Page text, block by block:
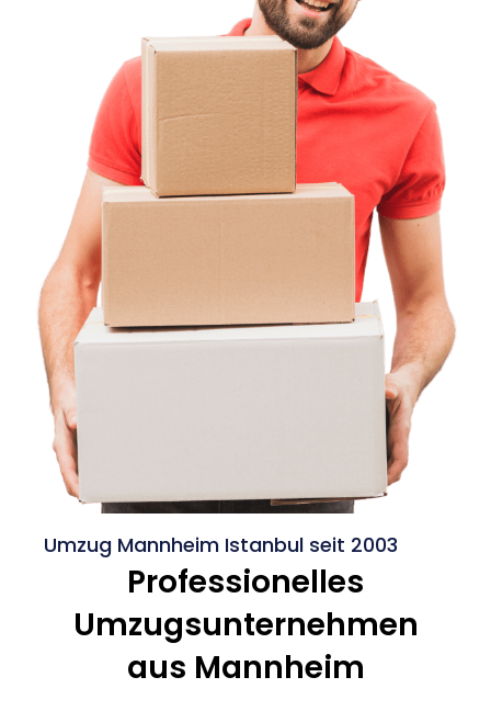
Umzug Mannheim Istanbul seit 2003
Professionelles
Umzugsunternehmen
aus Mannheim